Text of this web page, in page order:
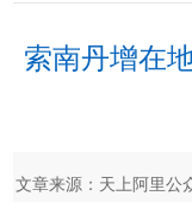
索南丹增在
文章来源：天上阿里